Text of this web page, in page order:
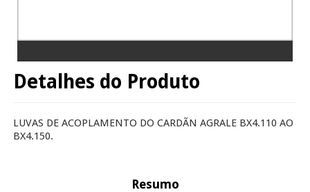
Detalhes do Produto
LUVAS DE ACOPLAMENTO DO CARDÃN AGRALE BX4.110 AO
BX4.150.
Resumo